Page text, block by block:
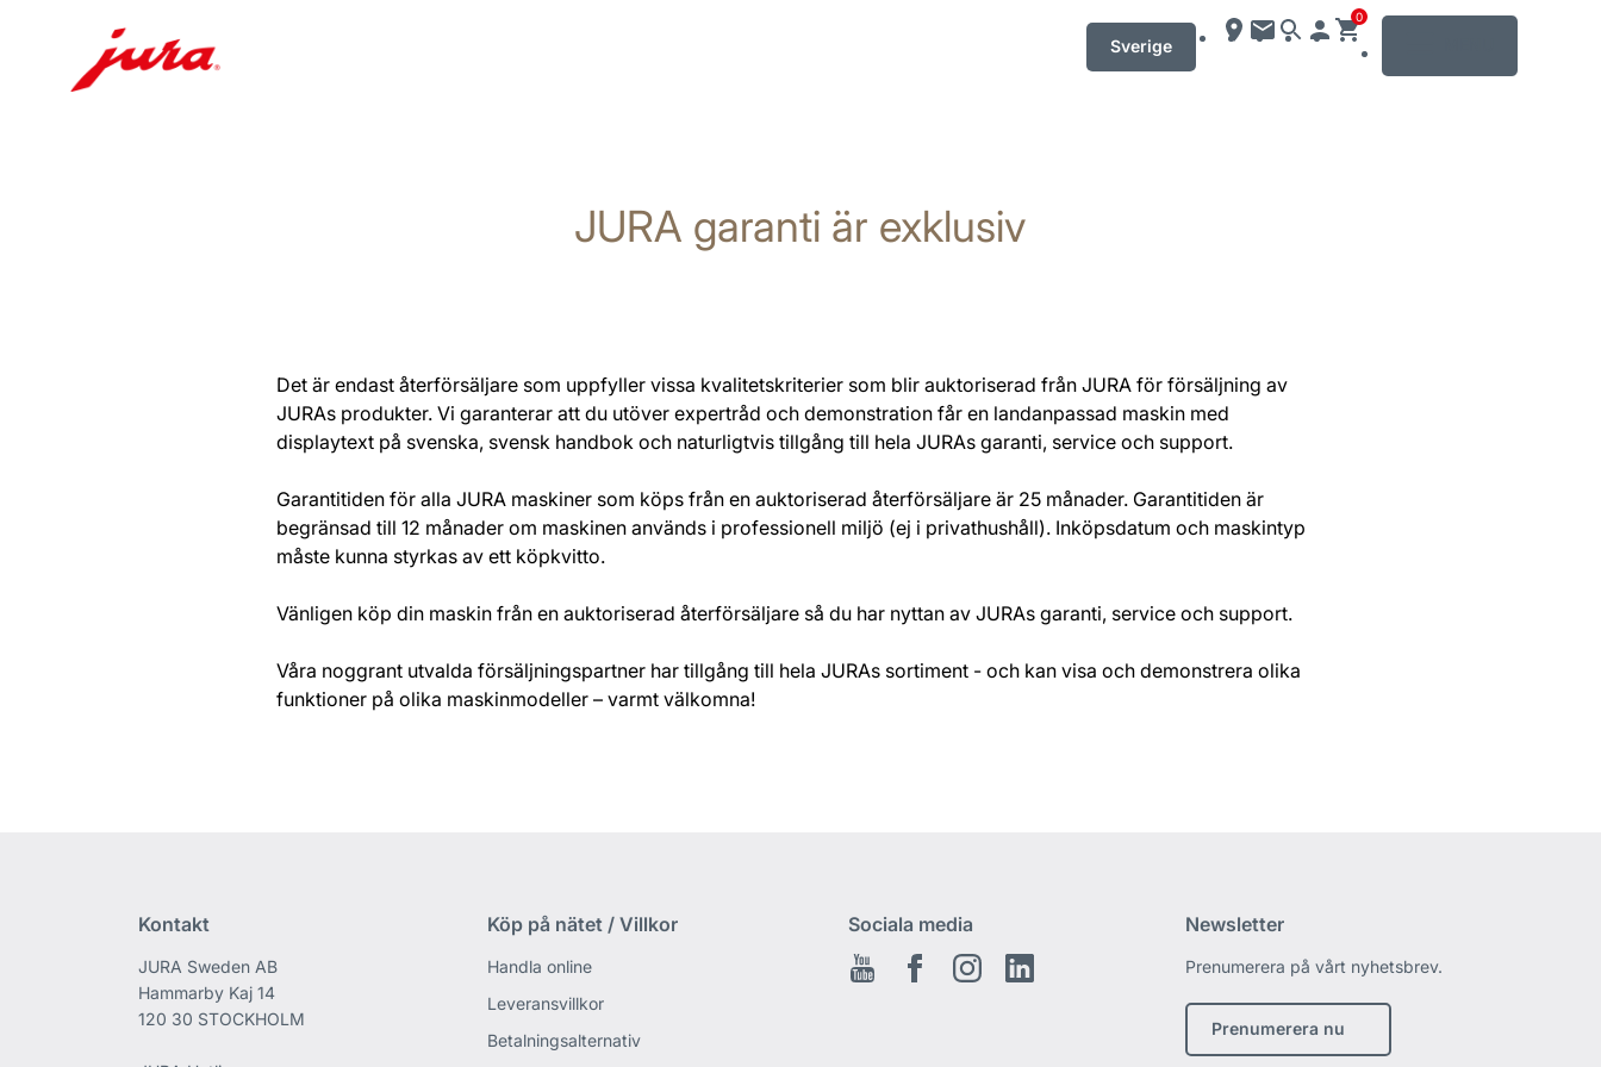
Sverige
0
JURA garanti är exklusiv
Det är endast återförsäljare som uppfyller vissa kvalitetskriterier som blir auktoriserad från JURA för försäljning av
JURAs produkter. Vi garanterar att du utöver expertråd och demonstration får en landanpassad maskin med
displaytext på svenska, svensk handbok och naturligtvis tillgång till hela JURAs garanti, service och support.
Garantitiden för alla JURA maskiner som köps från en auktoriserad återförsäljare är 25 månader. Garantitiden är
begränsad till 12 månader om maskinen används i professionell miljö (ej i privathushåll). Inköpsdatum och maskintyp
måste kunna styrkas av ett köpkvitto.
Vänligen köp din maskin från en auktoriserad återförsäljare så du har nyttan av JURAs garanti, service och support.
Våra noggrant utvalda försäljningspartner har tillgång till hela JURAs sortiment - och kan visa och demonstrera olika
funktioner på olika maskinmodeller – varmt välkomna!
Kontakt
JURA Sweden AB
Hammarby Kaj 14
120 30 STOCKHOLM
Köp på nätet / Villkor
Handla online
Leveransvillkor
Betalningsalternativ
Sociala media
Youtube FacebookInstagram
Newsletter
Prenumerera på vårt nyhetsbrev.
Prenumerera nu